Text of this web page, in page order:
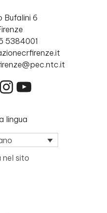
Bufalini 6
5384001
Instagram
YouTube
lingua
nel sito